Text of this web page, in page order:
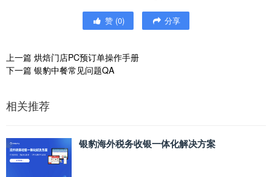
赞 (0) 分享
上一篇 烘焙门店PC预订单操作手册
下一篇 银豹中餐常见问题QA
相关推荐
银豹海外税务收银一体化解决方案